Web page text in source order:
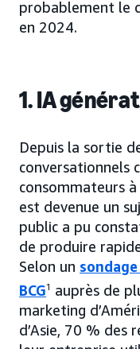
probablement le
en 2024.
1. IA
Depuis la sortie
conversationnels
consommateurs
est devenue un
public a pu
de produire
Selon un
BCG1
auprès de
marketing
d’Asie, 70 % des